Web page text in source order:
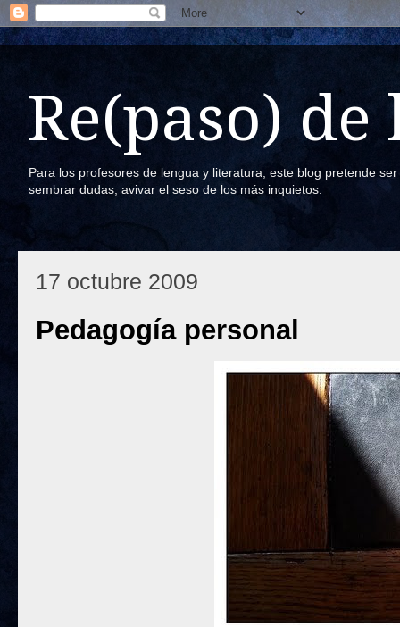
Re(paso) de
Para los profesores de lengua y literatura, este blog pretende
sembrar dudas, avivar el seso de los más inquietos.
17 octubre 2009
Pedagogía personal